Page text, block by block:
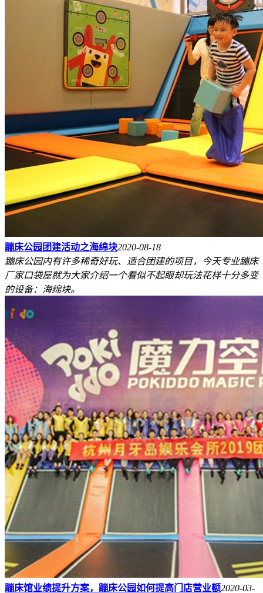
蹦床公园团建活动之海绵块2020-08-18
蹦床公园内有许多稀奇好玩、适合团建的项目，今天专业蹦床
厂家口袋屋就为大家介绍一个看似不起眼却玩法花样十分多变
的设备：海绵块。
蹦床馆业绩提升方案，蹦床公园如何提高门店营业额2020-03-